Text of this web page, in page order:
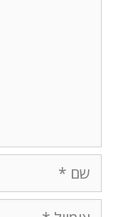
שם
אימייל